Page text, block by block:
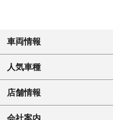
車両情報
人気車種
店舗情報